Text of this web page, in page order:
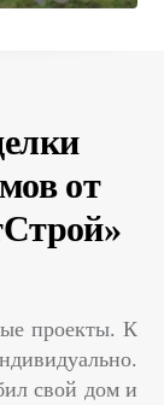
от
проекты. К
свой дом и